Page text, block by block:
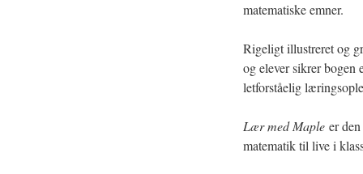
matematiske emner.
Rigeligt illustreret og
og elever sikrer bogen
letforståelig
Lær med Maple er
matematik til live i